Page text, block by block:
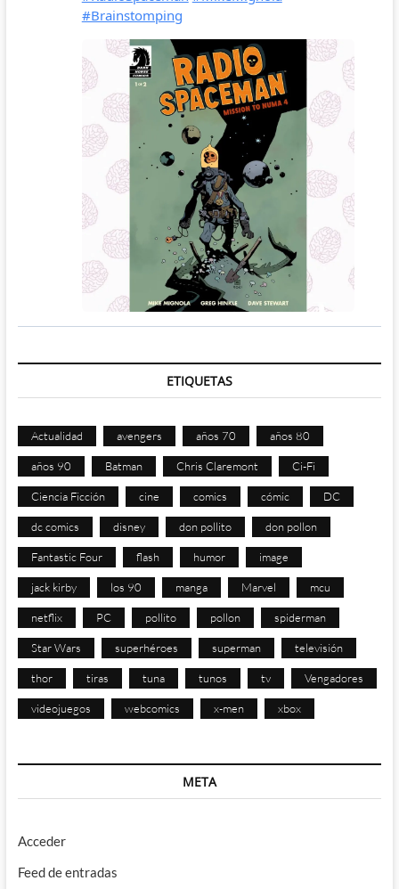
ETIQUETAS
Actualidad avengers años 70 años 80
años 90 Batman Chris Claremont Ci-Fi
Ciencia Ficción cine comics cómic DC
dc comics disney don pollito don pollon
Fantastic Four flash humor image
jack kirby los 90 manga Marvel mcu
netflix PC pollito pollon spiderman
Star Wars superhéroes superman televisión
thor tiras tuna tunos tv Vengadores
videojuegos webcomics x-men xbox
META
Acceder
Feed de entradas